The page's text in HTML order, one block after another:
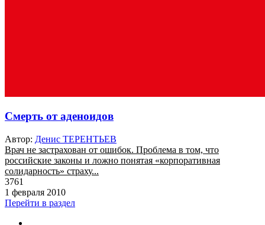
Смерть от аденоидов
Автор: Денис ТЕРЕНТЬЕВ
Врач не застрахован от ошибок. Проблема в том, что
российские законы и ложно понятая «корпоративная
солидарность» страху...
3761
1 февраля 2010
Перейти в раздел